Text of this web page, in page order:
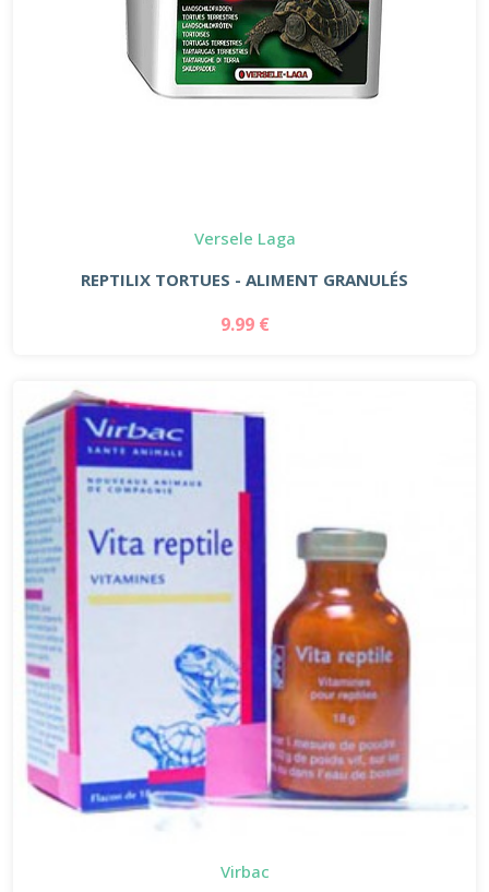
Versele Laga
REPTILIX TORTUES - ALIMENT GRANULÉS
9.99 €
Virbac